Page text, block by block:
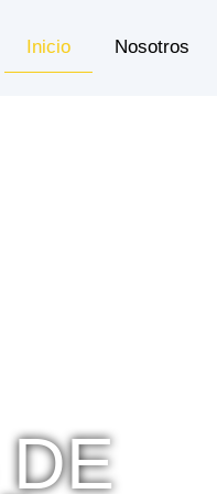
Inicio Nosotros